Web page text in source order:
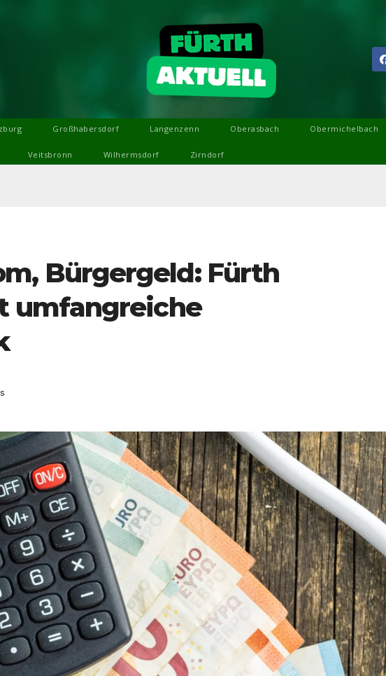
Großhabersdorf Langenzenn Oberasbach Obermichelbach
Veitsbronn Wilhermsdorf Zirndorf
Bürgergeld: Fürth
umfangreiche